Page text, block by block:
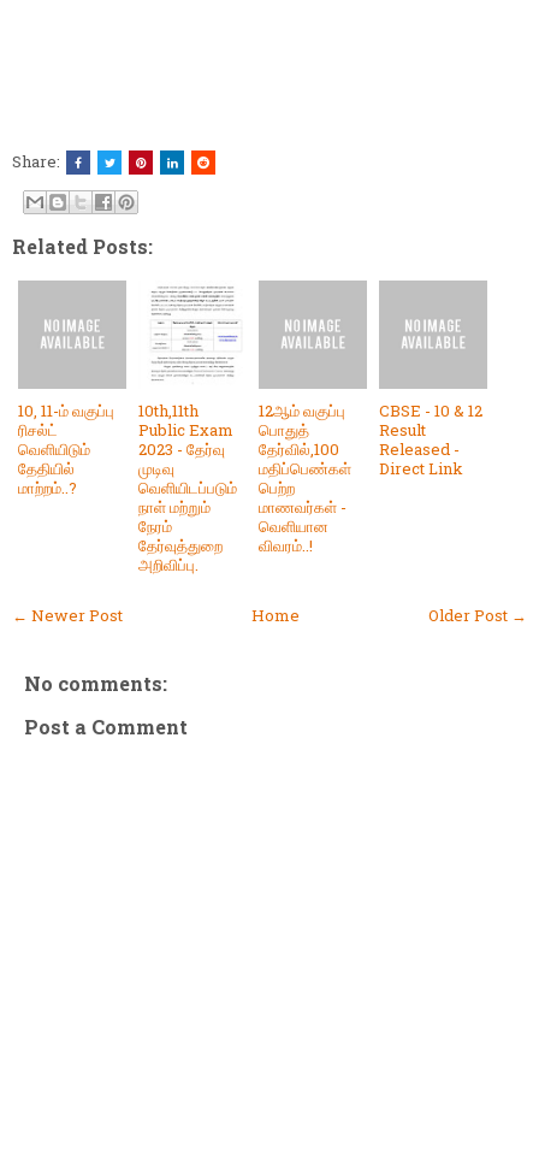
Share:
Related Posts:
10, 11-ம் வகுப்பு
ரிசல்ட்
வெளியிடும்
தேதியில்
மாற்றம்..?
10th,11th
Public Exam
2023 - தேர்வு
முடிவு
வெளியிடப்படும்
நாள் மற்றும்
நேரம்
தேர்வுத்துறை
அறிவிப்பு.
12ஆம் வகுப்பு
பொதுத்
தேர்வில்,100
மதிப்பெண்கள்
பெற்ற
மாணவர்கள் -
வெளியான
விவரம்..!
CBSE - 10 & 12
Result
Released -
Direct Link
← Newer Post Older Post →
Home
No comments:
Post a Comment